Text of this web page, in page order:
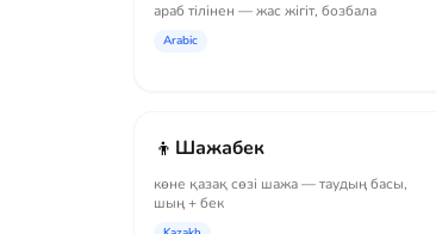
араб тілінен — жас жігіт, бозбала
Arabic
👦 Шажабек
көне қазақ сөзі шажа — таудың басы,
шың + бек